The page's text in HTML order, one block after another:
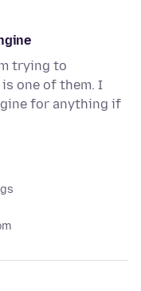
trying to
one of them. I
for anything if